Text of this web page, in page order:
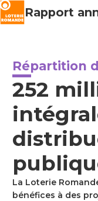
Rapport
Répartition
252
La Loterie
bénéfices à des